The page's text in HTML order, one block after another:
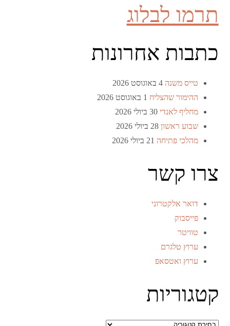
תרמו לבלוג
כתבות אחרונות
טייס משנה 4 באוגוסט 2026
ההימור שהצליח 1 באוגוסט 2026
מחליף לאנדי 30 ביולי 2026
שבוע ראשון 28 ביולי 2026
מהלכי פתיחה 21 ביולי 2026
צרו קשר
דואר אלקטרוני
פייסבוק
טוויטר
ערוץ טלגרם
ערוץ ואטסאפ
קטגוריות
קטגוריות